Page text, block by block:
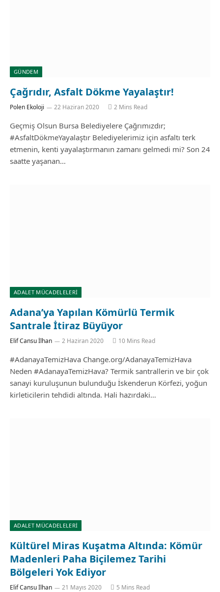
GÜNDEM
Çağrıdır, Asfalt Dökme Yayalaştır!
Polen Ekoloji 22 Haziran 2020 2 Mins Read
Geçmiş Olsun Bursa Belediyelere Çağrımızdır;
#AsfaltDökmeYayalaştır Belediyelerimiz için asfaltı terk
etmenin, kenti yayalaştırmanın zamanı gelmedi mi? Son 24
saatte yaşanan…
ADALET MÜCADELELERİ
Adana’ya Yapılan Kömürlü Termik
Santrale İtiraz Büyüyor
Elif Cansu İlhan 2 Haziran 2020 10 Mins Read
#AdanayaTemizHava Change.org/AdanayaTemizHava
Neden #AdanayaTemizHava? Termik santrallerin ve bir çok
sanayi kuruluşunun bulunduğu İskenderun Körfezi, yoğun
kirleticilerin tehdidi altında. Hali hazırdaki…
ADALET MÜCADELELERİ
Kültürel Miras Kuşatma Altında: Kömür
Madenleri Paha Biçilemez Tarihi
Bölgeleri Yok Ediyor
Elif Cansu İlhan 21 Mayıs 2020 5 Mins Read